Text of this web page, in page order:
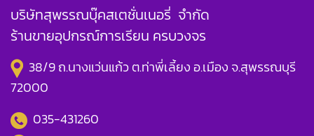
บริษัทสุพรรณบุ๊คสเตชั่นเนอรี่ จำกัด
ร้านขายอุปกรณ์การเรียน ครบวงจร
38/9 ถ.นางแว่นแก้ว ต.ท่าพี่เลี้ยง อ.เมือง จ.สุพรรณบุรี
72000
035-431260